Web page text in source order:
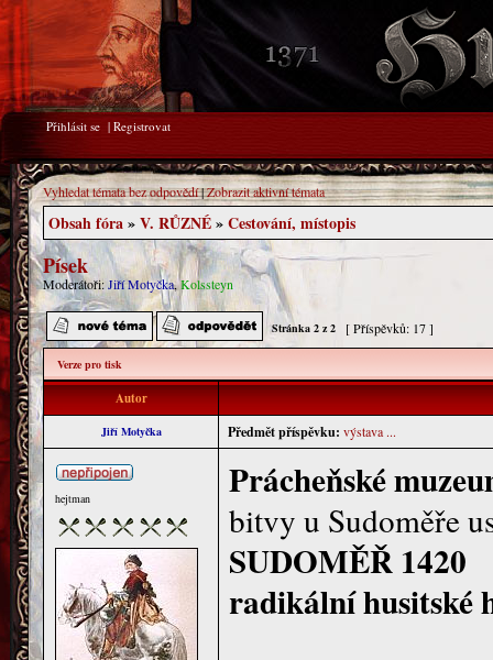
Přihlásit se | Registrovat
Vyhledat témata bez odpovědí|Zobrazit aktivní témata
Obsah fóra»V. RŮZNÉ»Cestování, místopis
Písek
Moderátoři:Jiří Motyčka,Kolssteyn
Stránka 2 z2 [ Příspěvků: 17 ]
Verze pro tisk
Autor
Jiří Motyčka Předmět příspěvku: výstava ...
hejtman Prácheňské
bitvy u Sudoměře
SUDOMĚŘ 1420
radikální husitské